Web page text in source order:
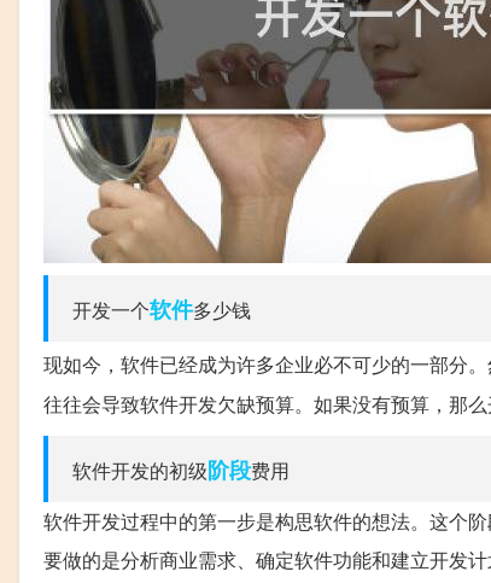
开发一个软件多少钱
现如今，软件已经成为许多企业必不可少的一部分
往往会导致软件开发欠缺预算。如果没有预算，那
软件开发的初级阶段费用
软件开发过程中的第一步是构思软件的想法。这个
要做的是分析商业需求、确定软件功能和建立开发